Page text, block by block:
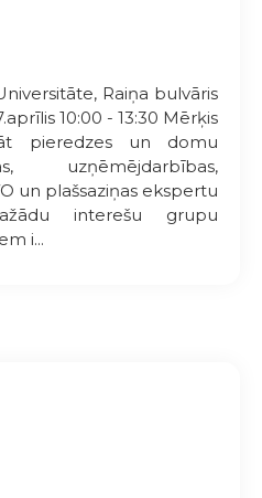
Raiņa bulvāris
10:00 - 13:30 Mērķis
pieredzes un domu
uzņēmējdarbības,
un plašsaziņas ekspertu
interešu grupu
i...